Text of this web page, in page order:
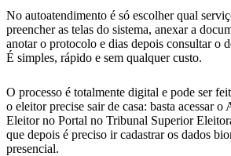
No autoatendimento é só escolher qual
preencher as telas do sistema, anexar a
anotar o protocolo e dias depois consultar o
É simples, rápido e sem qualquer custo.
O processo é totalmente digital e pode ser
o eleitor precise sair de casa: basta acessar
Eleitor no Portal no Tribunal Superior
que depois é preciso ir cadastrar os dados
presencial.